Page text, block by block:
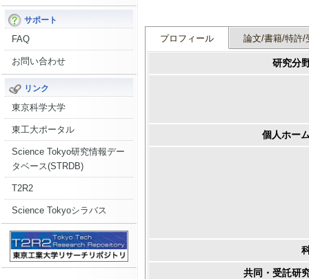
サポート
FAQ
お問い合わせ
リンク
東京科学大学
東工大ポータル
Science Tokyo研究情報デー
タベース(STRDB)
T2R2
Science Tokyoシラバス
プロフィール 論文/書籍/特許/
研究分
個人ホー
共同・受託研